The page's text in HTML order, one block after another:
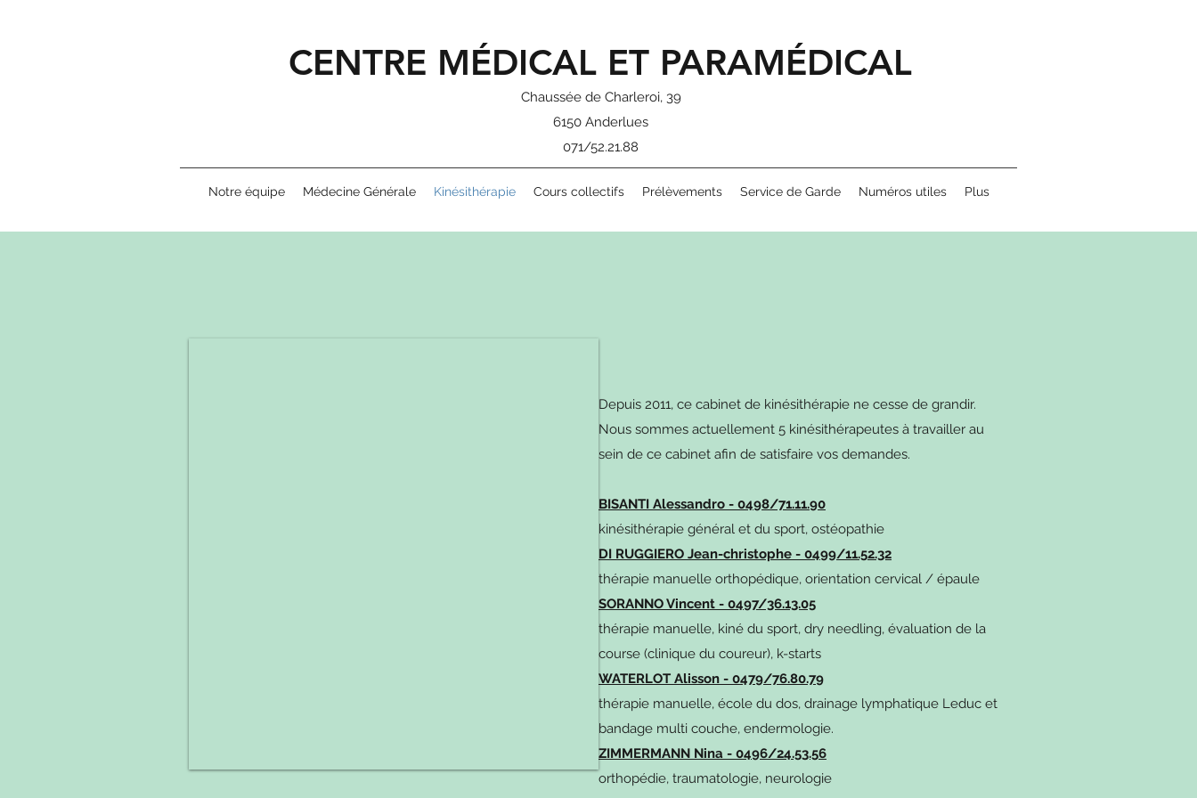
CENTRE MÉDICAL ET PARAMÉDICAL
Chaussée de Charleroi, 39
6150 Anderlues
071/52.21.88
Notre équipe Médecine Générale Kinésithérapie Cours collectifs Prélèvements Service de Garde Numéros utiles Plus
Depuis 2011, ce cabinet de kinésithérapie ne cesse de grandir.
Nous sommes actuellement 5 kinésithérapeutes à travailler au
sein de ce cabinet afin de satisfaire vos demandes.
BISANTI Alessandro - 0498/71.11.90
kinésithérapie général et du sport, ostéopathie
DI RUGGIERO Jean-christophe - 0499/11.52.32
thérapie manuelle orthopédique, orientation cervical / épaule
SORANNO Vincent - 0497/36.13.05
thérapie manuelle, kiné du sport, dry needling, évaluation de la
course (clinique du coureur), k-starts
WATERLOT Alisson - 0479/76.80.79
thérapie manuelle, école du dos, drainage lymphatique Leduc et
bandage multi couche, endermologie.
ZIMMERMANN Nina - 0496/24.53.56
orthopédie, traumatologie, neurologie